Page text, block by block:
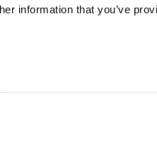
information that you’ve
Immer Up-To-Date